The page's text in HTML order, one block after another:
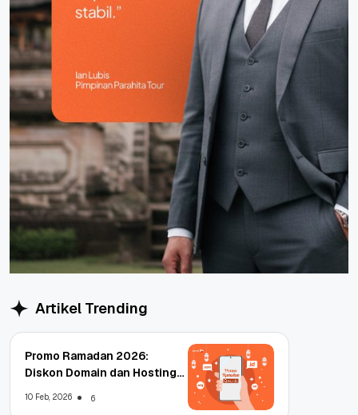
Artikel Trending
Promo Ramadan 2026:
Diskon Domain dan Hosting
10 Feb, 2026 6